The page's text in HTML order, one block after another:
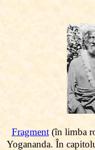
Fragment(în limba
Yogananda. În